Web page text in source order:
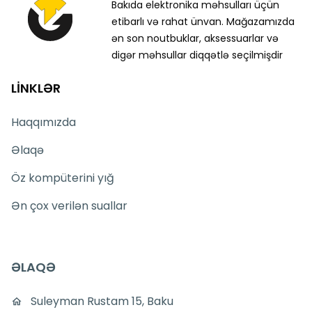
Bakıda elektronika məhsulları üçün
etibarlı və rahat ünvan. Mağazamızda
ən son noutbuklar, aksessuarlar və
digər məhsullar diqqətlə seçilmişdir
LİNKLƏR
Haqqımızda
Əlaqə
Öz kompüterini yığ
Ən çox verilən suallar
ƏLAQƏ
Suleyman Rustam 15, Baku